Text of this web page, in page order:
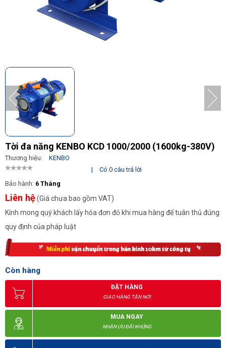
Tời đa năng KENBO KCD 1000/2000 (1600kg-380V)
Thương hiệu:
KENBO
|
Có 0 câu trả lời
Bảo hành: 6 Tháng
Liên hệ(Giá chưa bao gồm VAT)
Kính mong quý khách lấy hóa đơn đỏ khi mua hàng để tuân thủ đúng
quy định của pháp luật
Còn hàng
ĐẶT HÀNG
GIAO HÀNG TẬN NƠI
MUA NGAY
NHẬN ƯU ĐÃI KHỦNG